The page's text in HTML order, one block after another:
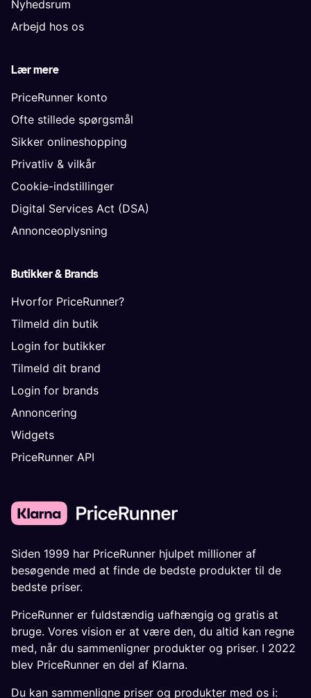
Nyhedsrum
Arbejd hos os
Lær mere
PriceRunner konto
Ofte stillede spørgsmål
Sikker onlineshopping
Privatliv & vilkår
Cookie-indstillinger
Digital Services Act (DSA)
Annonceoplysning
Butikker & Brands
Hvorfor PriceRunner?
Tilmeld din butik
Login for butikker
Tilmeld dit brand
Login for brands
Annoncering
Widgets
PriceRunner API
Siden 1999 har PriceRunner hjulpet millioner af
besøgende med at finde de bedste produkter til de
bedste priser.
PriceRunner er fuldstændig uafhængig og gratis at
bruge. Vores vision er at være den, du altid kan regne
med, når du sammenligner produkter og priser. I 2022
blev PriceRunner en del af Klarna.
Du kan sammenligne priser og produkter med os i: